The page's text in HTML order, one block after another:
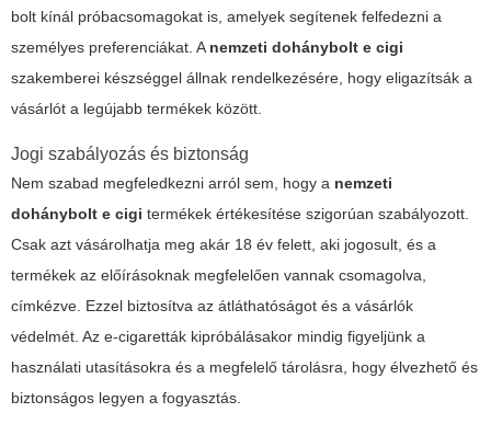
bolt kínál próbacsomagokat is, amelyek segítenek felfedezni a
személyes preferenciákat. A nemzeti dohánybolt e cigi
szakemberei készséggel állnak rendelkezésére, hogy eligazítsák a
vásárlót a legújabb termékek között.
Jogi szabályozás és biztonság
Nem szabad megfeledkezni arról sem, hogy a nemzeti
dohánybolt e cigi termékek értékesítése szigorúan szabályozott.
Csak azt vásárolhatja meg akár 18 év felett, aki jogosult, és a
termékek az előírásoknak megfelelően vannak csomagolva,
címkézve. Ezzel biztosítva az átláthatóságot és a vásárlók
védelmét. Az e-cigaretták kipróbálásakor mindig figyeljünk a
használati utasításokra és a megfelelő tárolásra, hogy élvezhető és
biztonságos legyen a fogyasztás.